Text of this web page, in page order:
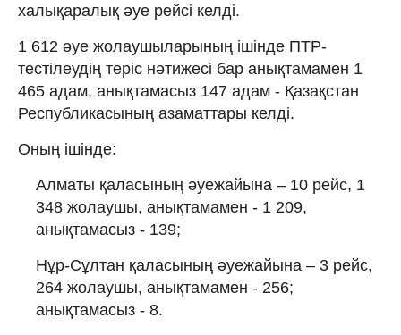
халықаралық әуе рейсі келді.
1 612 әуе жолаушыларының ішінде ПТР-
тестілеудің теріс нәтижесі бар анықтамамен 1
465 адам, анықтамасыз 147 адам - Қазақстан
Республикасының азаматтары келді.
Оның ішінде:
Алматы қаласының әуежайына – 10 рейс, 1
348 жолаушы, анықтамамен - 1 209,
анықтамасыз - 139;
Нұр-Сұлтан қаласының әуежайына – 3 рейс,
264 жолаушы, анықтамамен - 256;
анықтамасыз - 8.